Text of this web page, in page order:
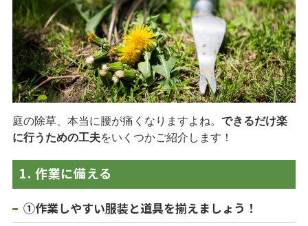
お知らせ
ガーデナー(庭師) プロの道具紹介
園芸Q＆A
月～金曜日（※祝祭日・8/13-16,12/31-1/3を除く）
庭の除草、本当に腰が痛くなりますよね。 できるだけ楽
に行うための工夫をいくつかご紹介します！
1. 作業に備える
①作業しやすい服装と道具を揃えましょう！